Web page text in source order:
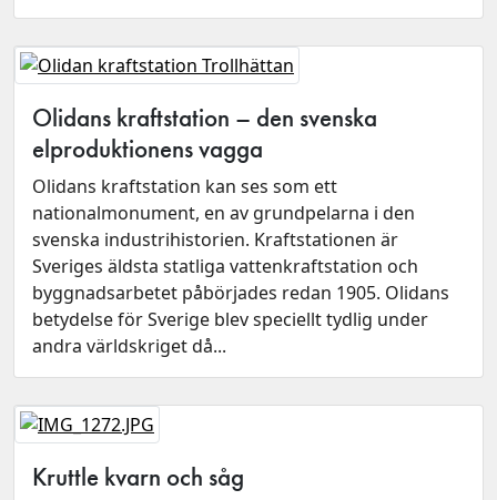
Olidans kraftstation – den svenska
elproduktionens vagga
Olidans kraftstation kan ses som ett
nationalmonument, en av grundpelarna i den
svenska industrihistorien. Kraftstationen är
Sveriges äldsta statliga vattenkraftstation och
byggnadsarbetet påbörjades redan 1905. Olidans
betydelse för Sverige blev speciellt tydlig under
andra världskriget då...
Kruttle kvarn och såg